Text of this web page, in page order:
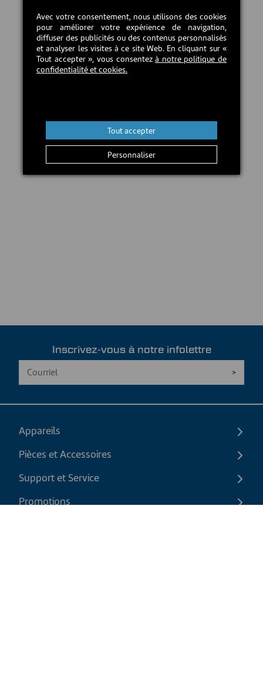
Inscrivez-vous à notre infolettre
Appareils
Pièces et Accessoires
Support et Service
Promotions
Avec votre consentement, nous utilisons des cookies
pour améliorer votre expérience de navigation,
diffuser des publicités ou des contenus personnalisés
et analyser les visites à ce site Web. En cliquant sur «
Tout accepter », vous consentezà notre politique de
confidentialité et cookies.
Personnaliser
Tout accepter